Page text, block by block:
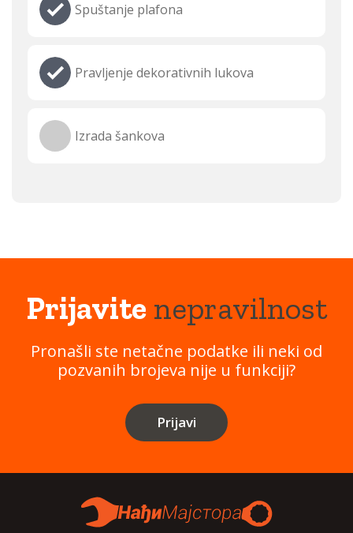
Spuštanje plafona
Pravljenje dekorativnih lukova
Izrada šankova
Prijavitenepravilnost
Pronašli ste netačne podatke ili neki od
pozvanih brojeva nije u funkciji?
Prijavi